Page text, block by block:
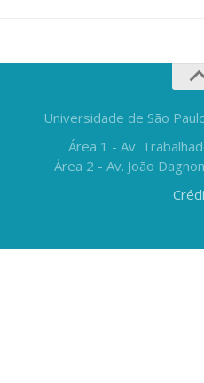
Universidade de São
Área 1 - Av.
Área 2 - Av. João